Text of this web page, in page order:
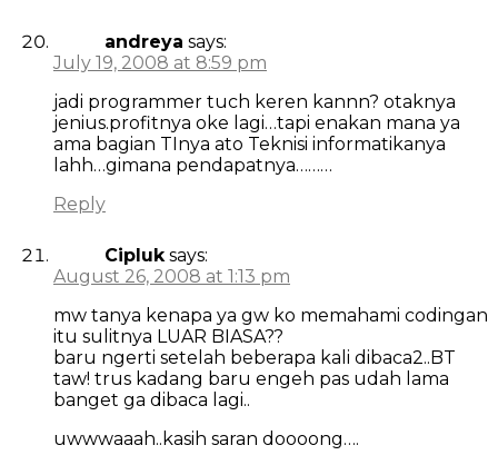
andreya says:
July 19, 2008 at 8:59 pm
jadi programmer tuch keren kannn? otaknya
jenius.profitnya oke lagi…tapi enakan mana ya
ama bagian TInya ato Teknisi informatikanya
lahh…gimana pendapatnya………
Reply
Cipluk says:
August 26, 2008 at 1:13 pm
mw tanya kenapa ya gw ko memahami codingan
itu sulitnya LUAR BIASA??
baru ngerti setelah beberapa kali dibaca2..BT
taw! trus kadang baru engeh pas udah lama
banget ga dibaca lagi..
uwwwaaah..kasih saran doooong….